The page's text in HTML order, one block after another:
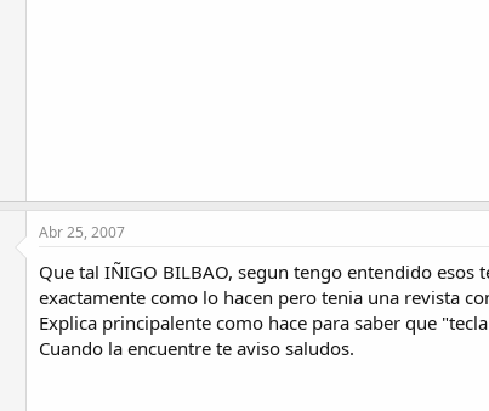
Abr 25, 2007
Que tal IÑIGO BILBAO, segun tengo entendido esos
exactamente como lo hacen pero tenia una revista
Explica principalente como hace para saber que
Cuando la encuentre te aviso saludos.